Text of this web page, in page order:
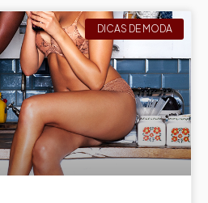
DICAS DE MODA